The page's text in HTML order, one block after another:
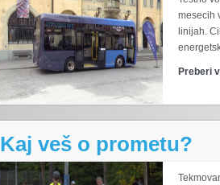
mesecih
linijah.
Preberi
Kaj veš o prometu?